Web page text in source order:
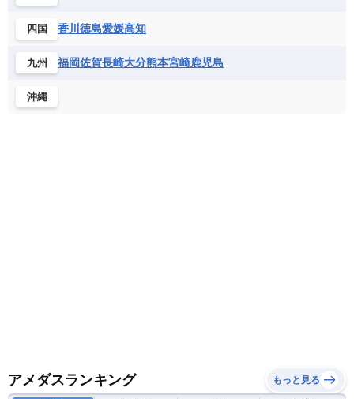
北マケドニア
フランス領ギアナ
ベネズエラ
ベリーズ
ボリビア
メキシコ
チュニジア
ナミビア
ニジェール
ブルキナファソ
マダガスカル
四国 香川 徳島愛媛高知
九州 福岡佐賀長崎大分熊本宮崎鹿児島
沖縄
アメダスランキング もっと見る